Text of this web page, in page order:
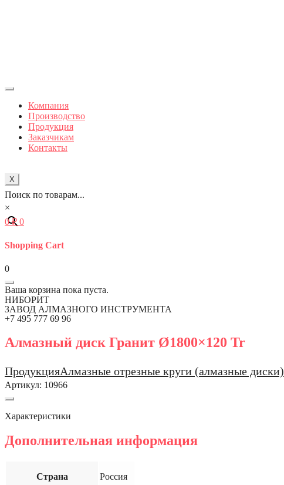
Компания
Производство
Продукция
Заказчикам
Контакты
X
Поиск по товарам...
×
0₽ 0
Shopping Cart
0
Ваша корзина пока пуста.
НИБОРИТ
ЗАВОД АЛМАЗНОГО ИНСТРУМЕНТА
+7 495 777 69 96
Алмазный диск Гранит Ø1800×120 Tr
ПродукцияАлмазные отрезные круги (алмазные диски)
Артикул: 10966
Характеристики
Дополнительная информация
Страна Россия